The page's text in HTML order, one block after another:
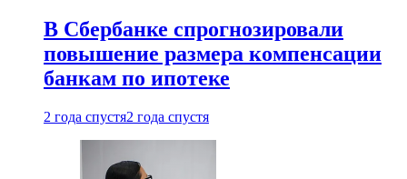
В Сбербанке спрогнозировали
повышение размера компенсации
банкам по ипотеке
2 года спустя2 года спустя